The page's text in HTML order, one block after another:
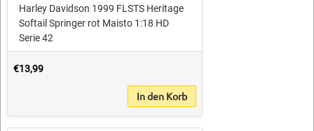
Harley Davidson 1999 FLSTS Heritage
Softail Springer rot Maisto 1:18 HD
Serie 42
€13,99
In den Korb